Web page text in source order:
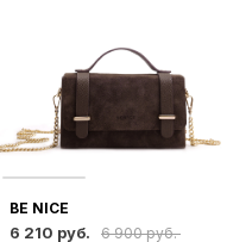
BE NICE
6 210 руб. 6 900 руб.